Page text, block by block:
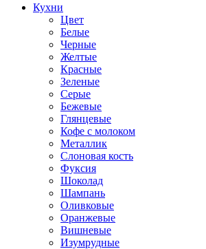
Кухни
Цвет
Белые
Черные
Желтые
Красные
Зеленые
Серые
Бежевые
Глянцевые
Кофе с молоком
Металлик
Слоновая кость
Фуксия
Шоколад
Шампань
Оливковые
Оранжевые
Вишневые
Изумрудные